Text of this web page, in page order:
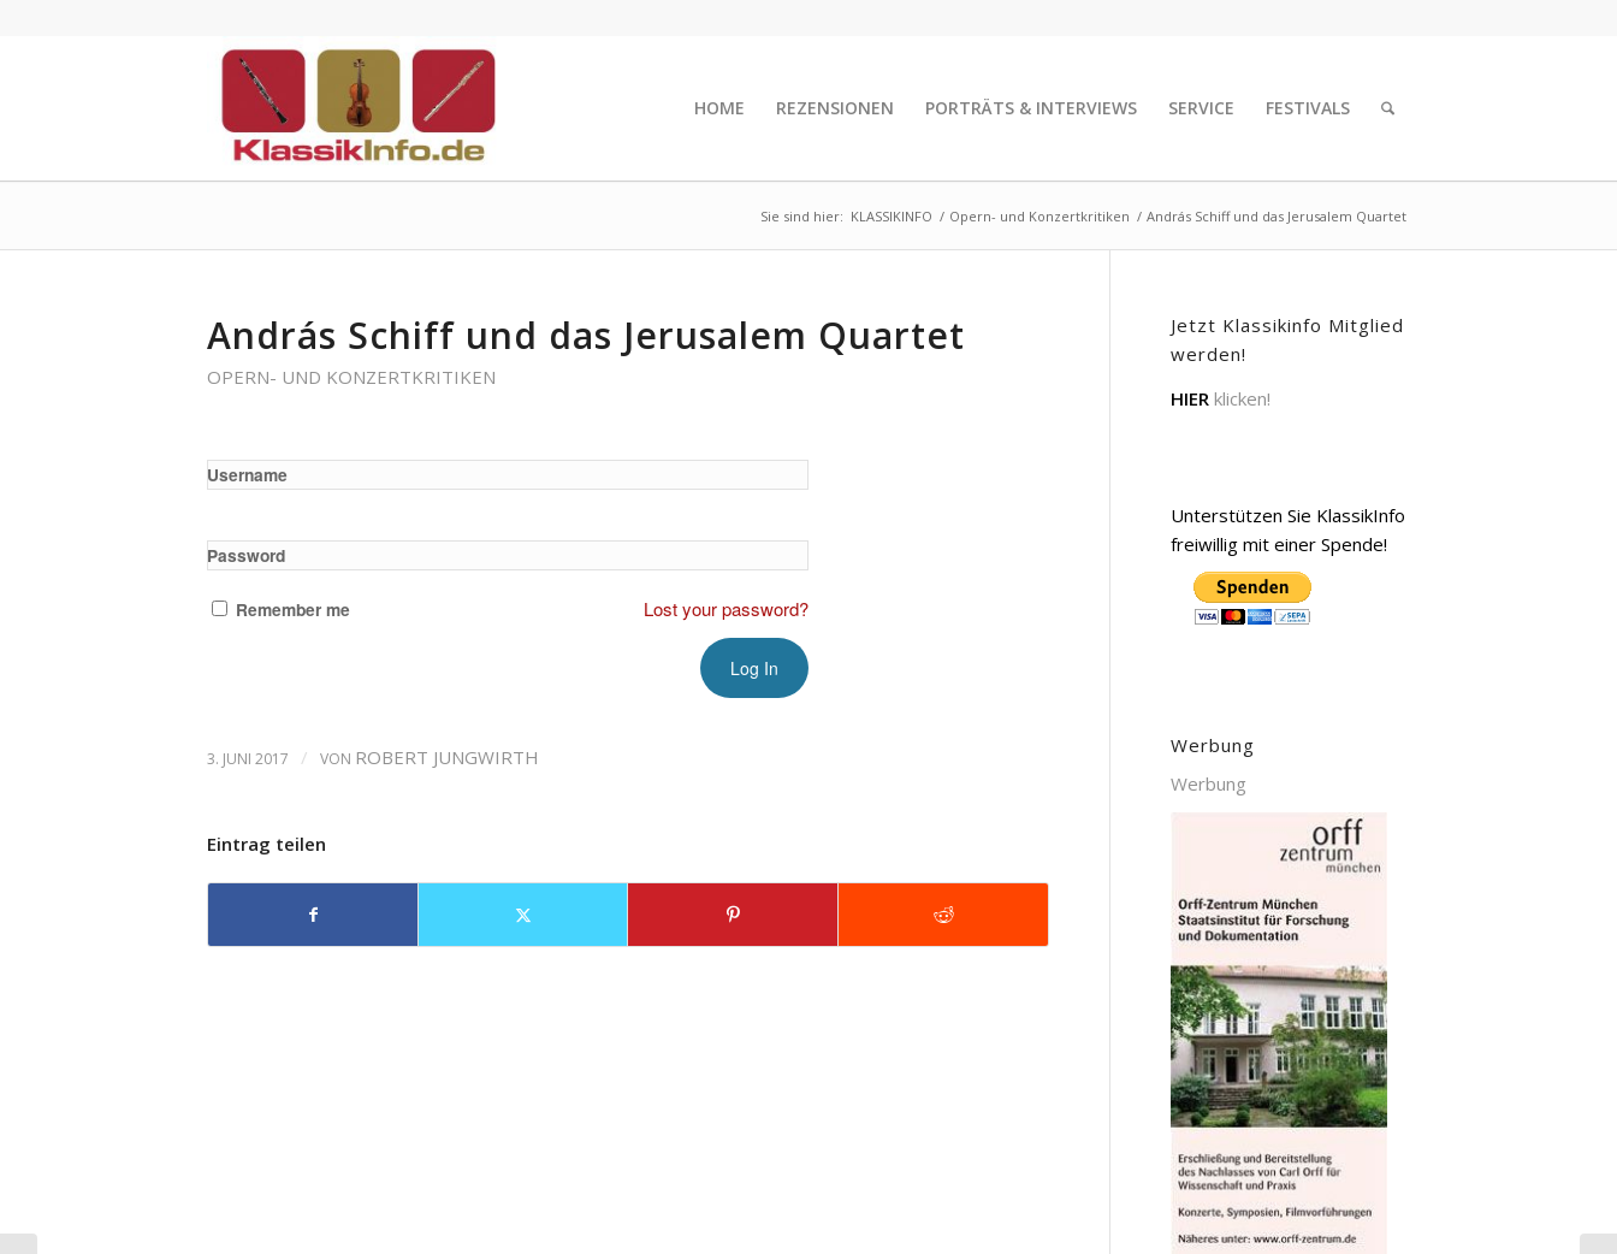
HOME REZENSIONEN PORTRÄTS & INTERVIEWS SERVICE FESTIVALS
Sie sind hier: KLASSIKINFO / Opern- und Konzertkritiken / András Schiff und das Jerusalem Quartet
András Schiff und das Jerusalem Quartet
OPERN- UND KONZERTKRITIKEN
Username
Password
Remember me Lost your password?
3. JUNI 2017 / VON ROBERT JUNGWIRTH
Eintrag teilen
Jetzt Klassikinfo Mitglied
werden!
HIER klicken!
Unterstützen Sie KlassikInfo
freiwillig mit einer Spende!
Werbung
Werbung